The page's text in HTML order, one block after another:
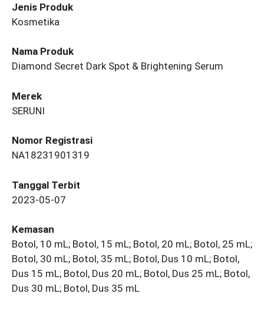
Jenis Produk
Kosmetika
Nama Produk
Diamond Secret Dark Spot & Brightening Serum
Merek
SERUNI
Nomor Registrasi
NA18231901319
Tanggal Terbit
2023-05-07
Kemasan
Botol, 10 mL; Botol, 15 mL; Botol, 20 mL; Botol, 25 mL;
Botol, 30 mL; Botol, 35 mL; Botol, Dus 10 mL; Botol,
Dus 15 mL; Botol, Dus 20 mL; Botol, Dus 25 mL; Botol,
Dus 30 mL; Botol, Dus 35 mL